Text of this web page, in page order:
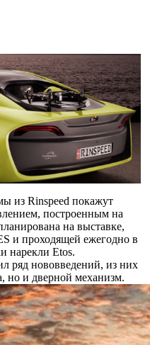
из Rinspeed покажут
построенным на
на выставке,
и проходящей ежегодно в
нарекли Etos.
ряд нововведений, из них
но и дверной механизм.